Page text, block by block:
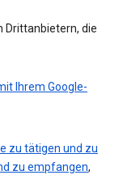
Drittanbietern, die
Ihrem Google-
zu tätigen und zu
zu empfangen,